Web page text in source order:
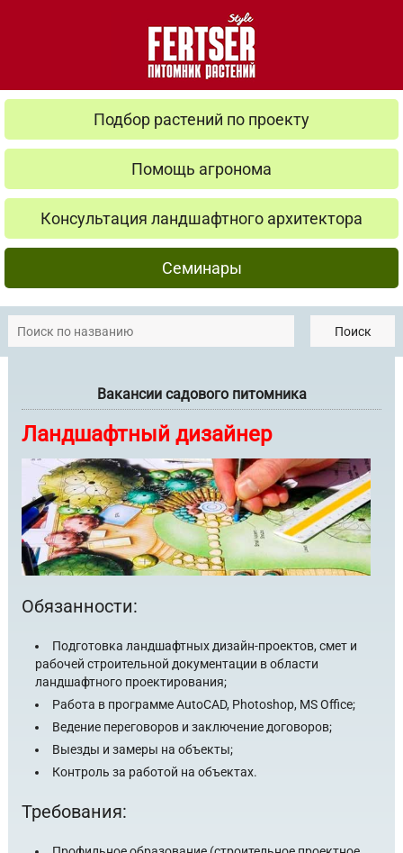
Подбор растений по проекту
Помощь агронома
Консультация ландшафтного архитектора
Семинары
Поиск
Вакансии садового питомника
Ландшафтный дизайнер
Обязанности:
Подготовка ландшафтных дизайн-проектов, смет и
рабочей строительной документации в области
ландшафтного проектирования;
Работа в программе AutoCAD, Photoshop, MS Office;
Ведение переговоров и заключение договоров;
Выезды и замеры на объекты;
Контроль за работой на объектах.
Требования: